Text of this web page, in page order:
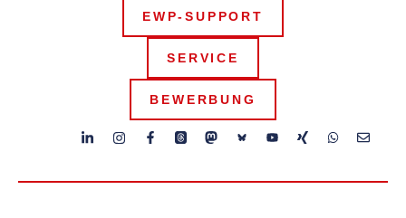
EWP-SUPPORT
SERVICE
BEWERBUNG